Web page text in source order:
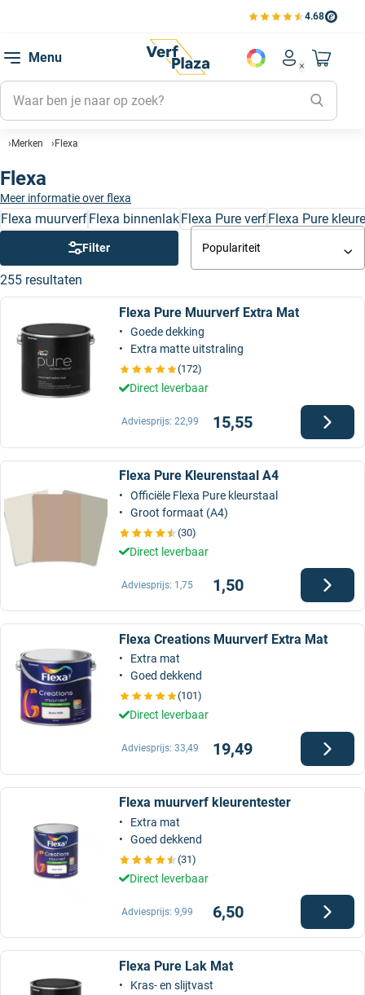
4.68
Bekijk de verfplaza
Menu
Account
Mijn
Mijn
Mijn
Naar
Merken Flexa
Flexa muurverfFlexa binnenlakFlexa Pure verfFlexa Pure
Flexa
Meer informatie over flexa
Filter
255 resultaten
Populariteit
Flexa Pure Muurverf Extra Mat
Goede dekking
Extra matte uitstraling
(172)
Direct leverbaar
15,55
Adviesprijs: 22,99
Flexa Pure Kleurenstaal A4
Officiële Flexa Pure kleurstaal
Groot formaat (A4)
(30)
Direct leverbaar
1,50
Adviesprijs: 1,75
Flexa Creations Muurverf Extra Mat
Extra mat
Goed dekkend
(101)
Direct leverbaar
19,49
Adviesprijs: 33,49
Flexa muurverf kleurentester
Extra mat
Goed dekkend
(31)
Direct leverbaar
6,50
Adviesprijs: 9,99
Flexa Pure Lak Mat
Kras- en slijtvast